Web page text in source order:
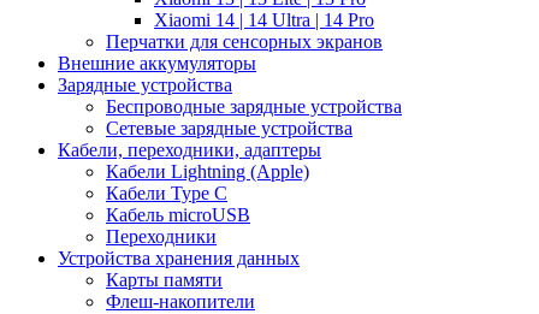
Xiaomi 14 | 14 Ultra | 14 Pro
Перчатки для сенсорных экранов
Внешние аккумуляторы
Зарядные устройства
Беспроводные зарядные устройства
Сетевые зарядные устройства
Кабели, переходники, адаптеры
Кабели Lightning (Apple)
Кабели Type C
Кабель microUSB
Переходники
Устройства хранения данных
Карты памяти
Флеш-накопители